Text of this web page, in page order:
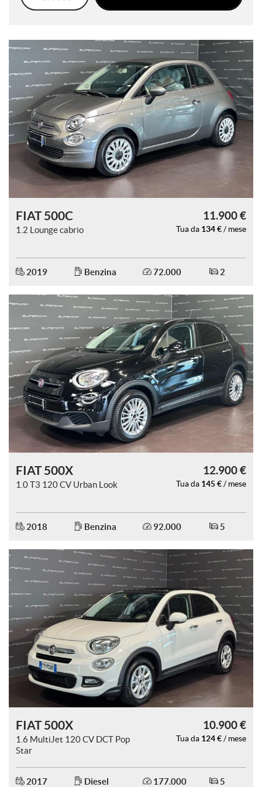
FIAT 500C
1.2 Lounge cabrio
11.900 €
Tua da 134 € / mese
2019 Benzina 72.000 2
FIAT 500X
1.0 T3 120 CV Urban Look
12.900 €
Tua da 145 € / mese
2018 Benzina 92.000 5
FIAT 500X
1.6 MultiJet 120 CV DCT Pop
Star
10.900 €
Tua da 124 € / mese
2017 Diesel 177.000 5
questi
tracciamento
policy.
Puoi
rivedere
modificare
scelte
in
qualsiasi
momento.
Cookie necessari
Cookie delle preferenze
Cookie per il miglioramento dell'esperienza utente
Cookie analitici
Cookie di marketing
cookie
impostazioni